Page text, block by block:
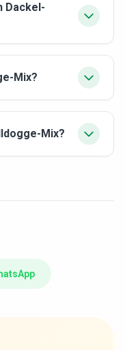
Dackel-
Mix?
Mix?